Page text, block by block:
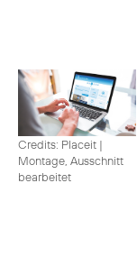
Credits: Placeit |
Montage, Ausschnitt
bearbeitet